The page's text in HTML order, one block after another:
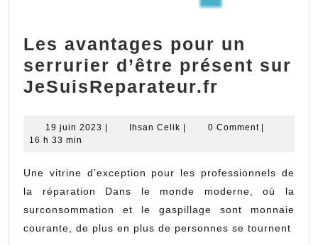
Les avantages pour un
serrurier d’être présent sur
JeSuisReparateur.fr
pour
serrurier
d’être
présent
sur
19 juin 2023 19
| Ihsan Celik Ihsan
| 0 Comment |
16 h 33 min
Une vitrine d’exception pour les professionnels de
la réparation Dans le monde moderne, où la
surconsommation et le gaspillage sont monnaie
courante, de plus en plus de personnes se tournent